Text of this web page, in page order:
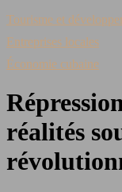
Tourisme et
Entreprises locales
Économie cubaine
réalités